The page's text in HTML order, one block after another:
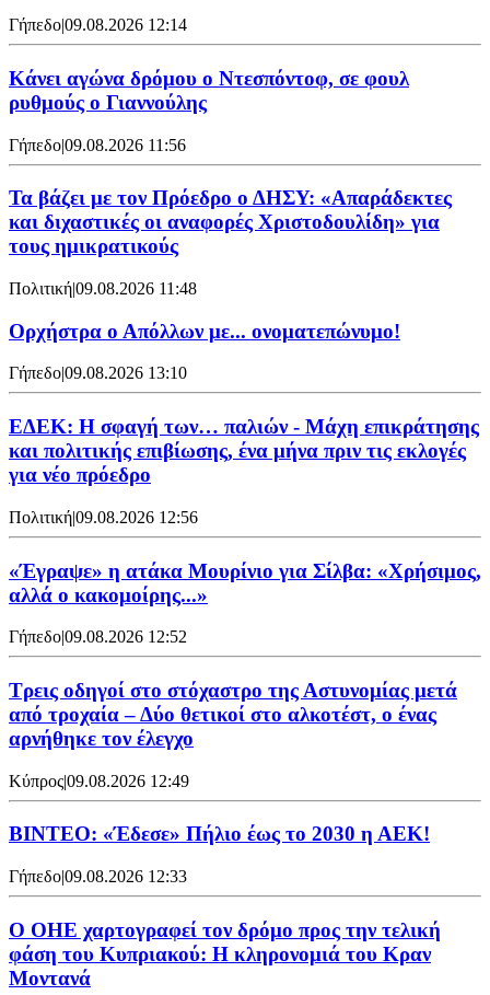
Γήπεδο|09.08.2026 12:14
Kάνει αγώνα δρόμου ο Ντεσπόντοφ, σε φουλ
ρυθμούς ο Γιαννούλης
Γήπεδο|09.08.2026 11:56
Τα βάζει με τον Πρόεδρο ο ΔΗΣΥ: «Απαράδεκτες
και διχαστικές οι αναφορές Χριστοδουλίδη» για
τους ημικρατικούς
Πολιτική|09.08.2026 11:48
Ορχήστρα o Aπόλλων με... ονοματεπώνυμο!
Γήπεδο|09.08.2026 13:10
ΕΔΕΚ: Η σφαγή των… παλιών - Μάχη επικράτησης
και πολιτικής επιβίωσης, ένα μήνα πριν τις εκλογές
για νέο πρόεδρο
Πολιτική|09.08.2026 12:56
«Έγραψε» η ατάκα Μουρίνιο για Σίλβα: «Χρήσιμος,
αλλά ο κακομοίρης...»
Γήπεδο|09.08.2026 12:52
Τρεις οδηγοί στο στόχαστρο της Αστυνομίας μετά
από τροχαία – Δύο θετικοί στο αλκοτέστ, ο ένας
αρνήθηκε τον έλεγχο
Κύπρος|09.08.2026 12:49
ΒΙΝΤΕΟ: «Έδεσε» Πήλιο έως το 2030 η ΑΕΚ!
Γήπεδο|09.08.2026 12:33
Ο ΟΗΕ χαρτογραφεί τον δρόμο προς την τελική
φάση του Κυπριακού: Η κληρονομιά του Κραν
Μοντανά